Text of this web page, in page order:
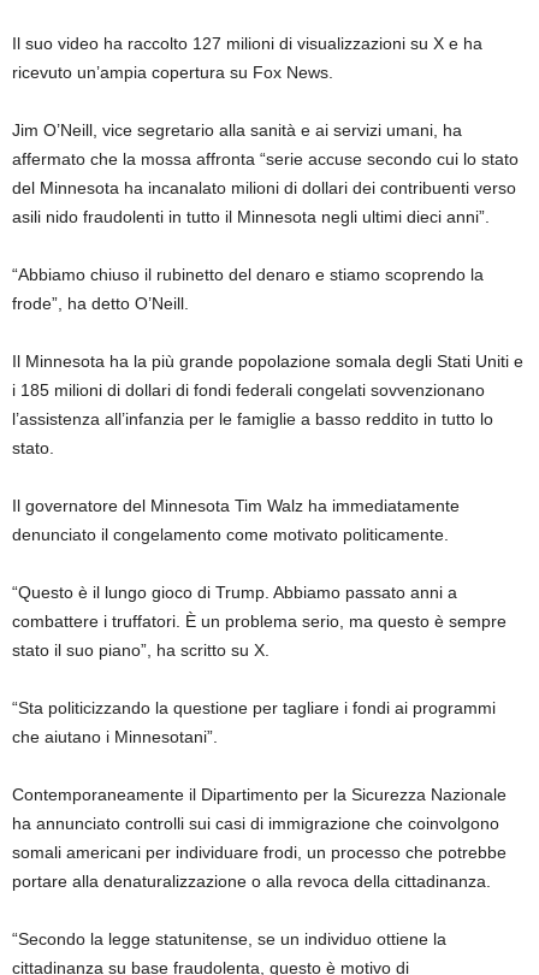
elenco
di
elementi
fine
dell’elenco
Il suo video ha raccolto 127 milioni di visualizzazioni su X e ha
ricevuto un’ampia copertura su Fox News.
Jim O’Neill, vice segretario alla sanità e ai servizi umani, ha
affermato che la mossa affronta “serie accuse secondo cui lo stato
del Minnesota ha incanalato milioni di dollari dei contribuenti verso
asili nido fraudolenti in tutto il Minnesota negli ultimi dieci anni”.
“Abbiamo chiuso il rubinetto del denaro e stiamo scoprendo la
frode”, ha detto O’Neill.
Il Minnesota ha la più grande popolazione somala degli Stati Uniti e
i 185 milioni di dollari di fondi federali congelati sovvenzionano
l’assistenza all’infanzia per le famiglie a basso reddito in tutto lo
stato.
Il governatore del Minnesota Tim Walz ha immediatamente
denunciato il congelamento come motivato politicamente.
“Questo è il lungo gioco di Trump. Abbiamo passato anni a
combattere i truffatori. È un problema serio, ma questo è sempre
stato il suo piano”, ha scritto su X.
“Sta politicizzando la questione per tagliare i fondi ai programmi
che aiutano i Minnesotani”.
Contemporaneamente il Dipartimento per la Sicurezza Nazionale
ha annunciato controlli sui casi di immigrazione che coinvolgono
somali americani per individuare frodi, un processo che potrebbe
portare alla denaturalizzazione o alla revoca della cittadinanza.
“Secondo la legge statunitense, se un individuo ottiene la
cittadinanza su base fraudolenta, questo è motivo di